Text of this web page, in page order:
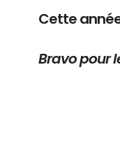
Cette
Bravo pour